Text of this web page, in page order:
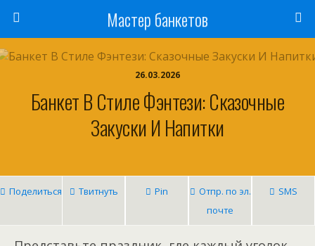
Мастер банкетов
26.03.2026
Банкет В Стиле Фэнтези: Сказочные
Закуски И Напитки
Поделиться Твитнуть Pin
Отпр. по эл.
почте
SMS